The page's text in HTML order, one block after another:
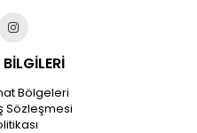
Bölgeleri
Sözleşmesi